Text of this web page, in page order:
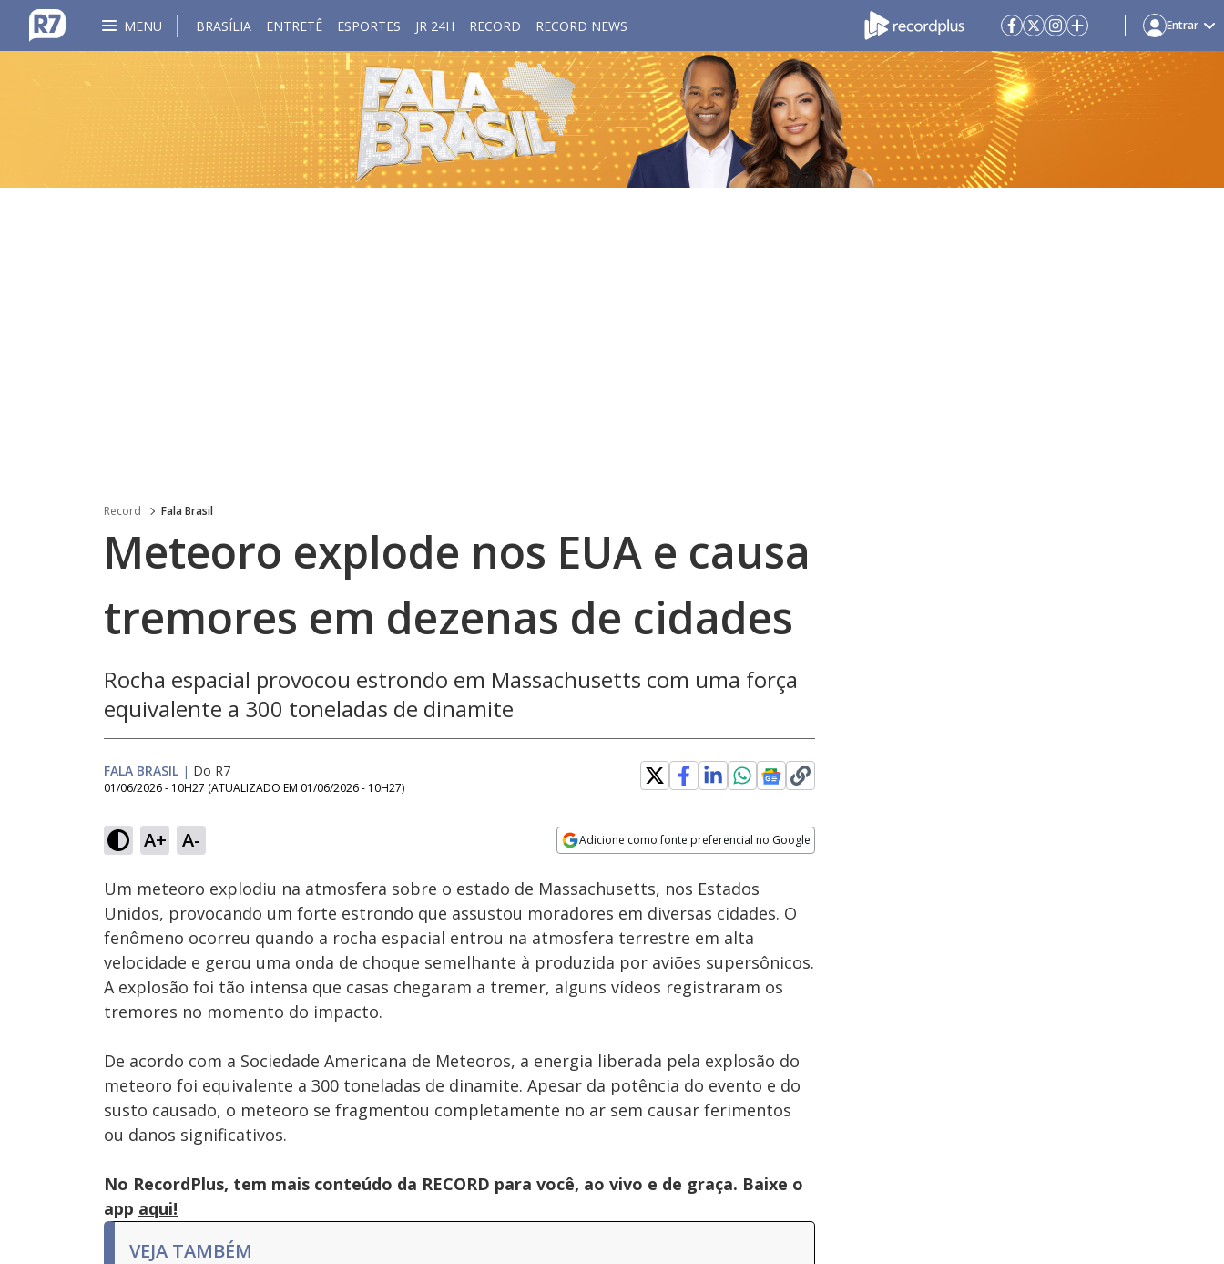
MENU BRASÍLIA ENTRETÊ ESPORTES JR 24H RECORD RECORD NEWS Entrar
Record Fala Brasil
Meteoro explode nos EUA e causa
tremores em dezenas de cidades
Rocha espacial provocou estrondo em Massachusetts com uma força
equivalente a 300 toneladas de dinamite
FALA BRASIL | Do R7
01/06/2026 - 10H27 (ATUALIZADO EM 01/06/2026 - 10H27)
A+ A- Adicione como fonte preferencial no Google
Ativar
Som
Velocidade
Um meteoro explodiu na atmosfera sobre o estado de Massachusetts, nos Estados
Unidos, provocando um forte estrondo que assustou moradores em diversas cidades. O
fenômeno ocorreu quando a rocha espacial entrou na atmosfera terrestre em alta
velocidade e gerou uma onda de choque semelhante à produzida por aviões supersônicos.
A explosão foi tão intensa que casas chegaram a tremer, alguns vídeos registraram os
tremores no momento do impacto.
De acordo com a Sociedade Americana de Meteoros, a energia liberada pela explosão do
meteoro foi equivalente a 300 toneladas de dinamite. Apesar da potência do evento e do
susto causado, o meteoro se fragmentou completamente no ar sem causar ferimentos
ou danos significativos.
No RecordPlus, tem mais conteúdo da RECORD para você, ao vivo e de graça. Baixe o
app aqui!
VEJA TAMBÉM